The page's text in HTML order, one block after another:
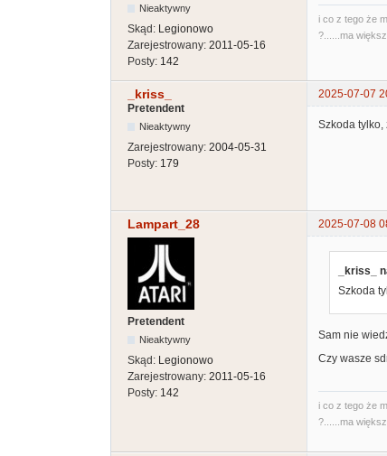
Nieaktywny
Skąd: Legionowo
Zarejestrowany: 2011-05-16
Posty: 142
i co z tego że
?......ma
_kriss_
2025-07-07
Pretendent
Nieaktywny
Zarejestrowany: 2004-05-31
Posty: 179
Szkoda tylko,
Lampart_28 2025-07-08
Pretendent
Nieaktywny
Skąd: Legionowo
Zarejestrowany: 2011-05-16
Posty: 142
_kriss_
Szkoda
Sam nie
Czy wasze
i co z tego że
?......ma